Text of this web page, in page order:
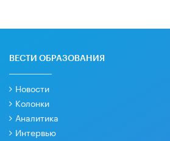
ВЕСТИ ОБРАЗОВАНИЯ
Новости
Колонки
Аналитика
Интервью